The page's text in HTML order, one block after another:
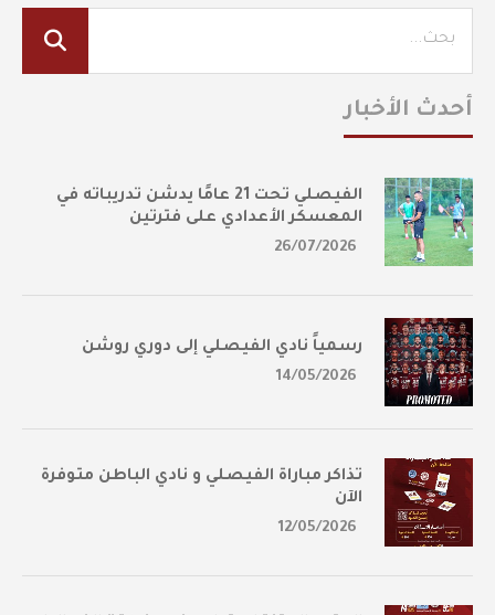
أحدث الأخبار
الفيصلي تحت 21 عامًا يدشن تدريباته في
المعسكر الأعدادي على فترتين
26/07/2026
رسمياً نادي الفيصلي إلى دوري روشن
14/05/2026
تذاكر مباراة الفيصلي و نادي الباطن متوفرة
الآن
12/05/2026